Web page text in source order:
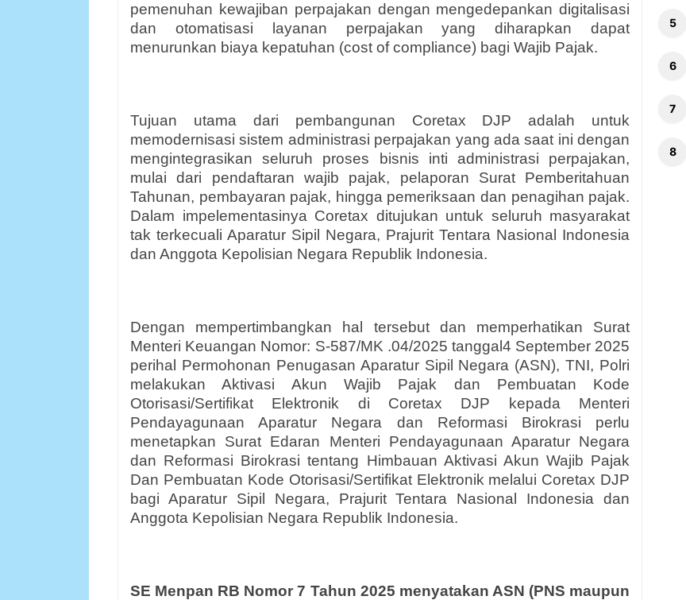
pemenuhan kewajiban perpajakan dengan mengedepankan digitalisasi
dan otomatisasi layanan perpajakan yang diharapkan dapat
menurunkan biaya kepatuhan (cost of compliance) bagi Wajib Pajak.
Tujuan utama dari pembangunan Coretax DJP adalah untuk
memodernisasi sistem administrasi perpajakan yang ada saat ini dengan
mengintegrasikan seluruh proses bisnis inti administrasi perpajakan,
mulai dari pendaftaran wajib pajak, pelaporan Surat Pemberitahuan
Tahunan, pembayaran pajak, hingga pemeriksaan dan penagihan pajak.
Dalam impelementasinya Coretax ditujukan untuk seluruh masyarakat
tak terkecuali Aparatur Sipil Negara, Prajurit Tentara Nasional Indonesia
dan Anggota Kepolisian Negara Republik Indonesia.
Dengan mempertimbangkan hal tersebut dan memperhatikan Surat
Menteri Keuangan Nomor: S-587/MK .04/2025 tanggal4 September 2025
perihal Permohonan Penugasan Aparatur Sipil Negara (ASN), TNI, Polri
melakukan Aktivasi Akun Wajib Pajak dan Pembuatan Kode
Otorisasi/Sertifikat Elektronik di Coretax DJP kepada Menteri
Pendayagunaan Aparatur Negara dan Reformasi Birokrasi perlu
menetapkan Surat Edaran Menteri Pendayagunaan Aparatur Negara
dan Reformasi Birokrasi tentang Himbauan Aktivasi Akun Wajib Pajak
Dan Pembuatan Kode Otorisasi/Sertifikat Elektronik melalui Coretax DJP
bagi Aparatur Sipil Negara, Prajurit Tentara Nasional Indonesia dan
Anggota Kepolisian Negara Republik Indonesia.
SE Menpan RB Nomor 7 Tahun 2025 menyatakan ASN (PNS maupun